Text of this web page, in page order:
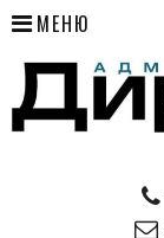
МЕНЮ